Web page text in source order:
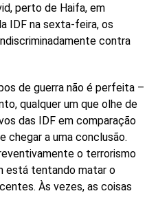
perto de Haifa, em
IDF na sexta-feira, os
contra
de guerra não é perfeita –
qualquer um que olhe de
das IDF em comparação
chegar a uma conclusão.
o terrorismo
está tentando matar o
Às vezes, as coisas